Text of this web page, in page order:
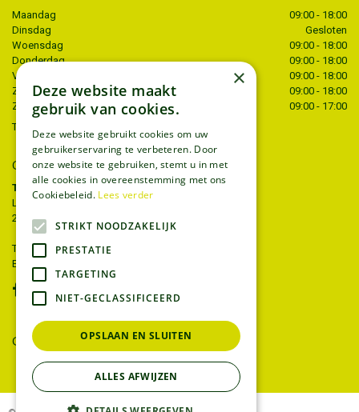
Maandag
09:00 - 18:00
Dinsdag
Gesloten
Woensdag
09:00 - 18:00
Donderdag
09:00 - 18:00
Vrijdag
09:00 - 18:00
Zaterdag
09:00 - 18:00
Zondag
09:00 - 17:00
Toon alle openingstijden
CONTACT
Tuincentrum Thiels
Liersesteenweg 68
2221 Heist-op-den-berg
T.
015 22 27 52
E.
GEEF UW MENING
×
Deze website maakt
gebruik van cookies.
Deze website gebruikt cookies om uw
gebruikerservaring te verbeteren. Door
onze website te gebruiken, stemt u in met
alle cookies in overeenstemming met ons
Cookiebeleid. Lees verder
STRIKT NOODZAKELIJK
PRESTATIE
TARGETING
NIET-GECLASSIFICEERD
OPSLAAN EN SLUITEN
ALLES AFWIJZEN